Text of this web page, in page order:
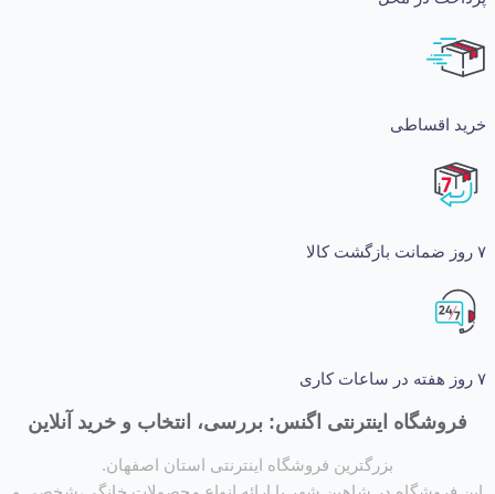
اینترنتی اگنس: بررسی، انتخاب و خرید آنلاین
بزرگترین فروشگاه اینترنتی استان اصفهان.